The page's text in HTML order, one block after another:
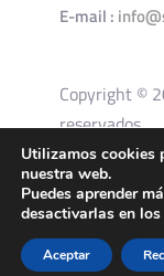
E-mail :
Copyright ©
reservados.
Condiciones
Utilizamos cookies
nuestra web.
Puedes aprender
desactivarlas en los
Aceptar